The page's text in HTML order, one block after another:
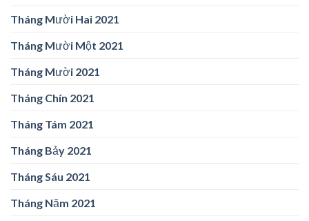
Tháng Mười Hai 2021
Tháng Mười Một 2021
Tháng Mười 2021
Tháng Chín 2021
Tháng Tám 2021
Tháng Bảy 2021
Tháng Sáu 2021
Tháng Năm 2021